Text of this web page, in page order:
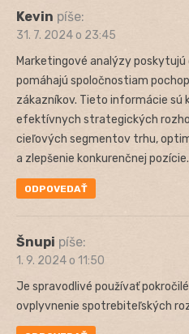
Kevin píše:
31. 7. 2024 o 23:45
Marketingové analýzy
pomáhajú spoločnostiam
zákazníkov. Tieto informácie sú
efektívnych strategických
cieľových segmentov trhu,
a zlepšenie konkurenčnej pozície.
ODPOVEDAŤ
Šnupi píše:
1. 9. 2024 o 11:50
Je spravodlivé používať
ovplyvnenie spotrebiteľských